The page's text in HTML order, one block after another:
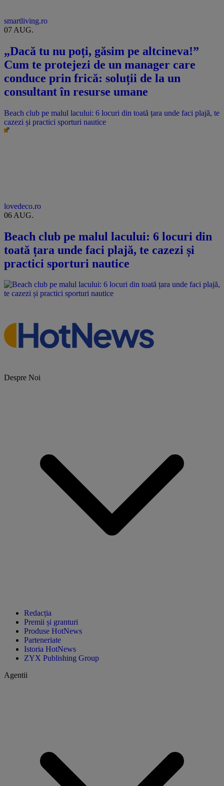
smartliving.ro
07 AUG.
„Dacă tu nu poți, găsim pe altcineva!”
Cum te protejezi de un manager care
conduce prin frică: soluții de la un
consultant în resurse umane
Beach club pe malul lacului: 6 locuri din toată țara unde faci plajă, te
cazezi și practici sporturi nautice
lovedeco.ro
06 AUG.
Beach club pe malul lacului: 6 locuri din
toată țara unde faci plajă, te cazezi și
practici sporturi nautice
Despre Noi
Redacția
Premii și granturi
Produse HotNews
Parteneriate
Istoria HotNews
ZYX Publishing Group
Agentii